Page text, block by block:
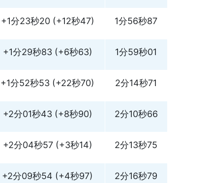
+1分23秒20 (+12秒47) 1分56秒87
+1分29秒83 (+6秒63) 1分59秒01
+1分52秒53 (+22秒70) 2分14秒71
+2分01秒43 (+8秒90) 2分10秒66
+2分04秒57 (+3秒14) 2分13秒75
+2分09秒54 (+4秒97) 2分16秒79